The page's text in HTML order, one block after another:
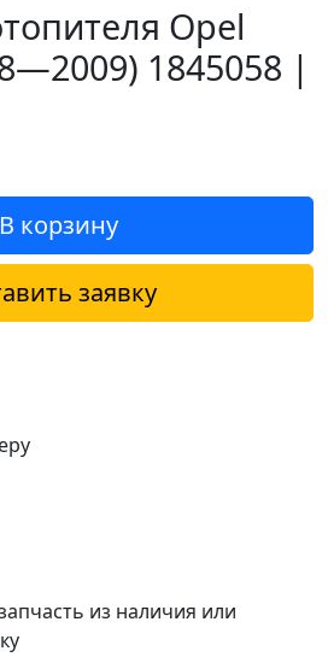
Opel
1845058 |
В корзину
заявку
из наличия или